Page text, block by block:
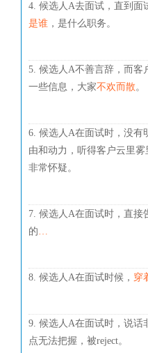
4. 候选人A去面试，直到面
是谁 ，是什么职务。
5. 候选人A不善言辞，而客
一些信息，大家不欢而散。
6. 候选人A在面试时，没有
由和动力，听得客户云里
非常怀疑。
7. 候选人A在面试时，直接
的…
8. 候选人A在面试时候， 穿
9. 候选人A在面试时，说话
点无法把握，被reject。